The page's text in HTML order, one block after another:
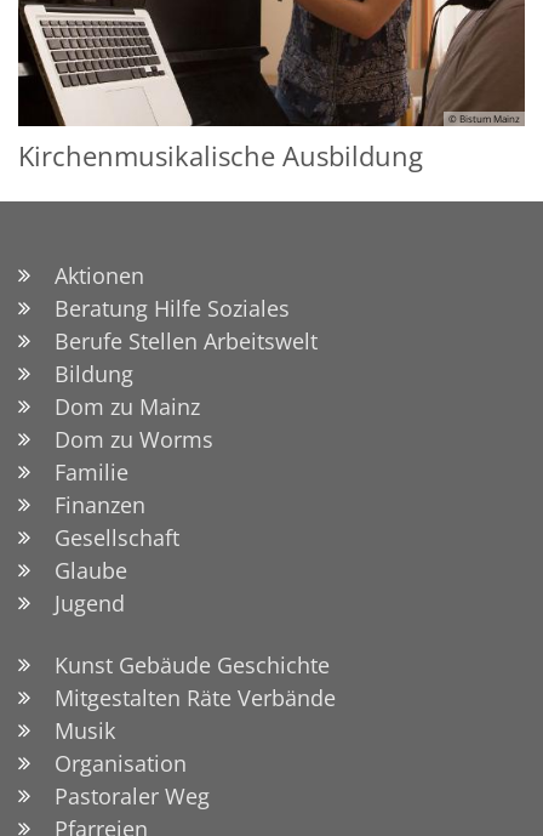
© Bistum Mainz
Kirchenmusikalische Ausbildung
Aktionen
Beratung Hilfe Soziales
Berufe Stellen Arbeitswelt
Bildung
Dom zu Mainz
Dom zu Worms
Familie
Finanzen
Gesellschaft
Glaube
Jugend
Kunst Gebäude Geschichte
Mitgestalten Räte Verbände
Musik
Organisation
Pastoraler Weg
Pfarreien